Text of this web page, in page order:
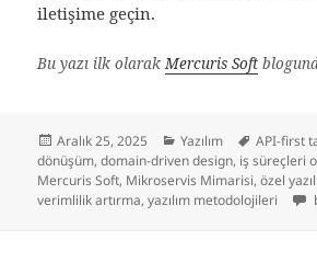
iletişime geçin.
Bu yazı ilk olarakMercuris Soft
Yayın
tarihi
Aralık 25, 2025 Kategoriler
Yazılım Etiketler
API-first
dönüşüm,domain-driven design, iş süreçleri
Mercuris Soft, Mikroservis Mimarisi,özel
verimlilik artırma,yazılım metodolojileri